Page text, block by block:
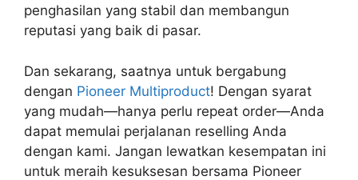
penghasilan yang stabil dan membangun
reputasi yang baik di pasar.
Dan sekarang, saatnya untuk bergabung
dengan Pioneer Multiproduct! Dengan syarat
yang mudah—hanya perlu repeat order—Anda
dapat memulai perjalanan reselling Anda
dengan kami. Jangan lewatkan kesempatan ini
untuk meraih kesuksesan bersama Pioneer